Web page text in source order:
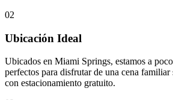
02
Ubicación Ideal
Ubicados en Miami Springs, estamos a
perfectos para disfrutar de una cena
con estacionamiento gratuito.